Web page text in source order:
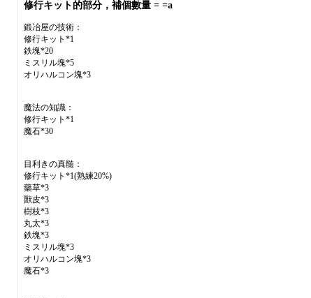
修行キット的部分，補個數量 = =a
鍛冶屋の技術：
修行キット*1
鉄塊*20
ミスリル塊*5
オリハルコン塊*3
魔法の知識：
修行キット*1
魔石*30
目利きの真髄：
修行キット*1(熟練20%)
藥草*3
獸皮*3
樹枝*3
丸太*3
鉄塊*3
ミスリル塊*3
オリハルコン塊*3
魔石*3